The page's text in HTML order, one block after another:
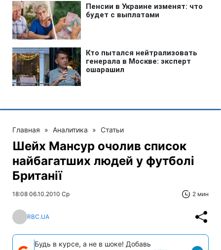
Главная » Аналитика » Статьи
Шейх Мансур очолив список
найбагатших людей у футболі
Британії
18:08 06.10.2010 Ср 2 мин
RBC.UA
Будь в курсе, а не в шоке! Добавь